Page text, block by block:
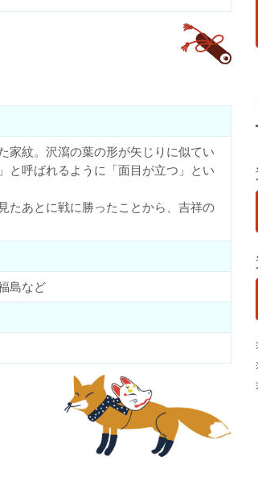
家紋。沢瀉の葉の形が矢じりに似てい
と呼ばれるように「面目が立つ」とい
たあとに戦に勝ったことから、吉祥の
島など